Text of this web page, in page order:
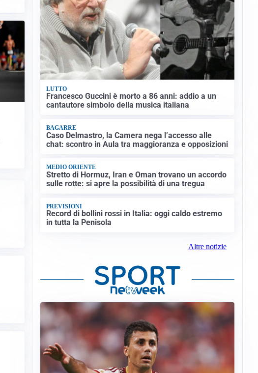
LUTTO
Francesco Guccini è morto a 86 anni: addio a un
cantautore simbolo della musica italiana
BAGARRE
Caso Delmastro, la Camera nega l’accesso alle
chat: scontro in Aula tra maggioranza e opposizioni
MEDIO ORIENTE
Stretto di Hormuz, Iran e Oman trovano un accordo
sulle rotte: si apre la possibilità di una tregua
PREVISIONI
Record di bollini rossi in Italia: oggi caldo estremo
in tutta la Penisola
Altre notizie